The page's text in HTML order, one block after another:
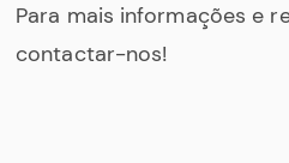
Para mais informações e
contactar-nos!